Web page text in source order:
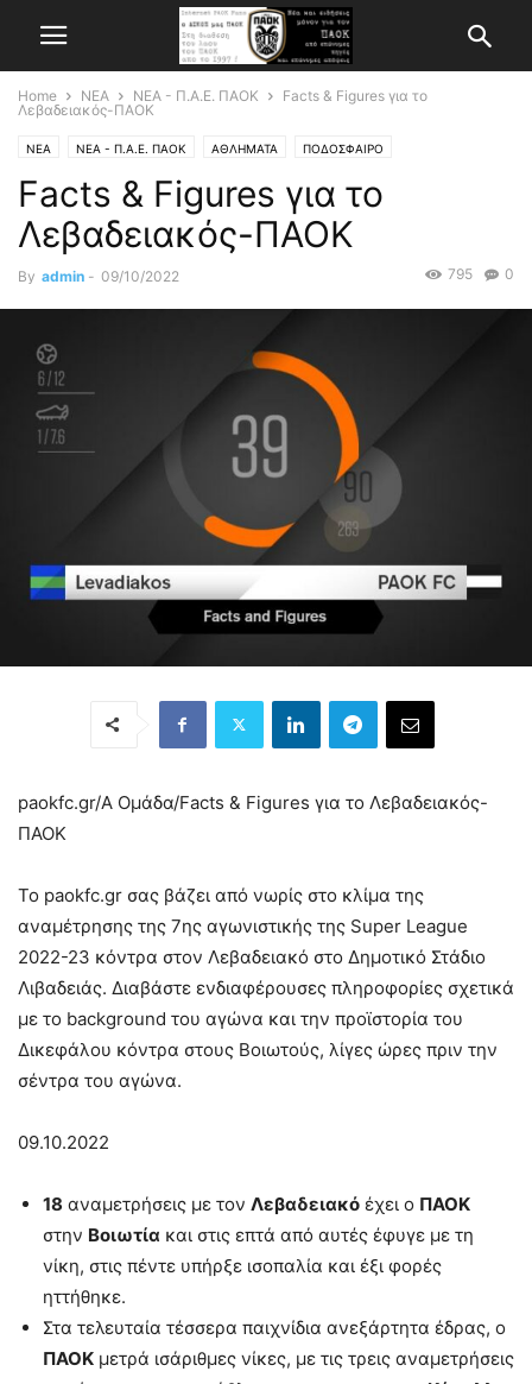
Home ΝΕΑ ΝΕΑ - Π.Α.Ε. ΠΑΟΚ
Facts & Figures για το
Λεβαδειακός-ΠΑΟΚ
ΝΕΑ ΝΕΑ - Π.Α.Ε. ΠΑΟΚ ΑΘΛΗΜΑΤΑ ΠΟΔΟΣΦΑΙΡΟ
Facts & Figures για το
Λεβαδειακός-ΠΑΟΚ
By admin - 09/10/2022 0
795
paokfc.gr/Α Ομάδα/Facts & Figures για το Λεβαδειακός-
ΠΑΟΚ
Το paokfc.gr σας βάζει από νωρίς στο κλίμα της
αναμέτρησης της 7ης αγωνιστικής της Super League
2022-23 κόντρα στον Λεβαδειακό στο Δημοτικό Στάδιο
Λιβαδειάς. Διαβάστε ενδιαφέρουσες πληροφορίες σχετικά
με το background του αγώνα και την προϊστορία του
Δικεφάλου κόντρα στους Βοιωτούς, λίγες ώρες πριν την
σέντρα του αγώνα.
09.10.2022
18 αναμετρήσεις με τον Λεβαδειακό έχει ο ΠΑΟΚ
στην Βοιωτία και στις επτά από αυτές έφυγε με τη
νίκη, στις πέντε υπήρξε ισοπαλία και έξι φορές
ηττήθηκε.
Στα τελευταία τέσσερα παιχνίδια ανεξάρτητα έδρας, ο
ΠΑΟΚ μετρά ισάριθμες νίκες, με τις τρεις αναμετρήσεις